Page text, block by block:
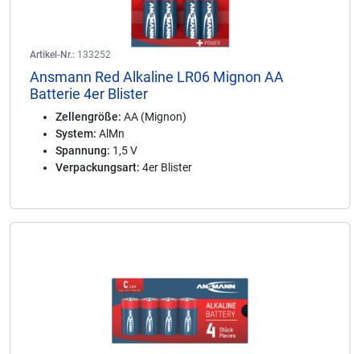
Artikel-Nr.: 133252
Ansmann Red Alkaline LR06 Mignon AA
Batterie 4er Blister
Zellengröße: AA (Mignon)
System: AlMn
Spannung: 1,5 V
Verpackungsart: 4er Blister